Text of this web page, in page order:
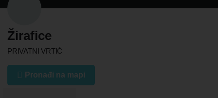
Žirafice
PRIVATNI VRTIĆ
Pronađi na mapi